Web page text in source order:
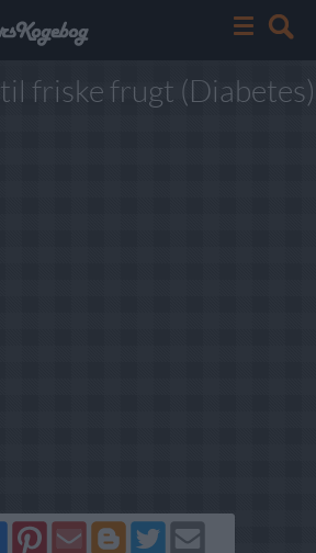
friske frugt (Diabetes)
Del
på
Send
via
Del
på
Del
på
Send